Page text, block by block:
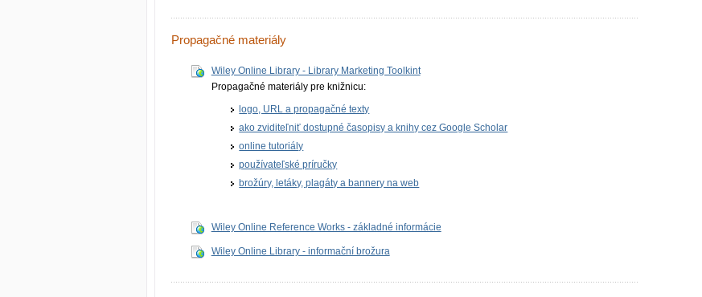
Propagačné materiály
Wiley Online Library - Library Marketing Toolkint
Propagačné materiály pre knižnicu:
logo, URL a propagačné texty
ako zviditeľniť dostupné časopisy a knihy cez Google Scholar
online tutoriály
používateľské príručky
brožúry, letáky, plagáty a bannery na web
Wiley Online Reference Works - základné informácie
Wiley Online Library - informační brožura